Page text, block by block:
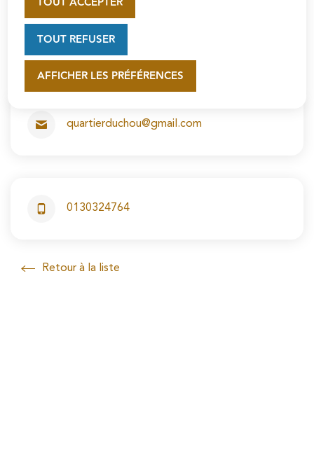
AFFICHER LES PRÉFÉRENCES
TOUT REFUSER
Soutenez la rénovation de la cathédrale Saint-
Maclou en vous connectant sur le site de la
Fondation du patrimoine.
En savoir plus
l'échelle de la ville.
quartierduchou@gmail.com
Nous téléphoner au
0130324764
Retour à la liste
Retour à la liste